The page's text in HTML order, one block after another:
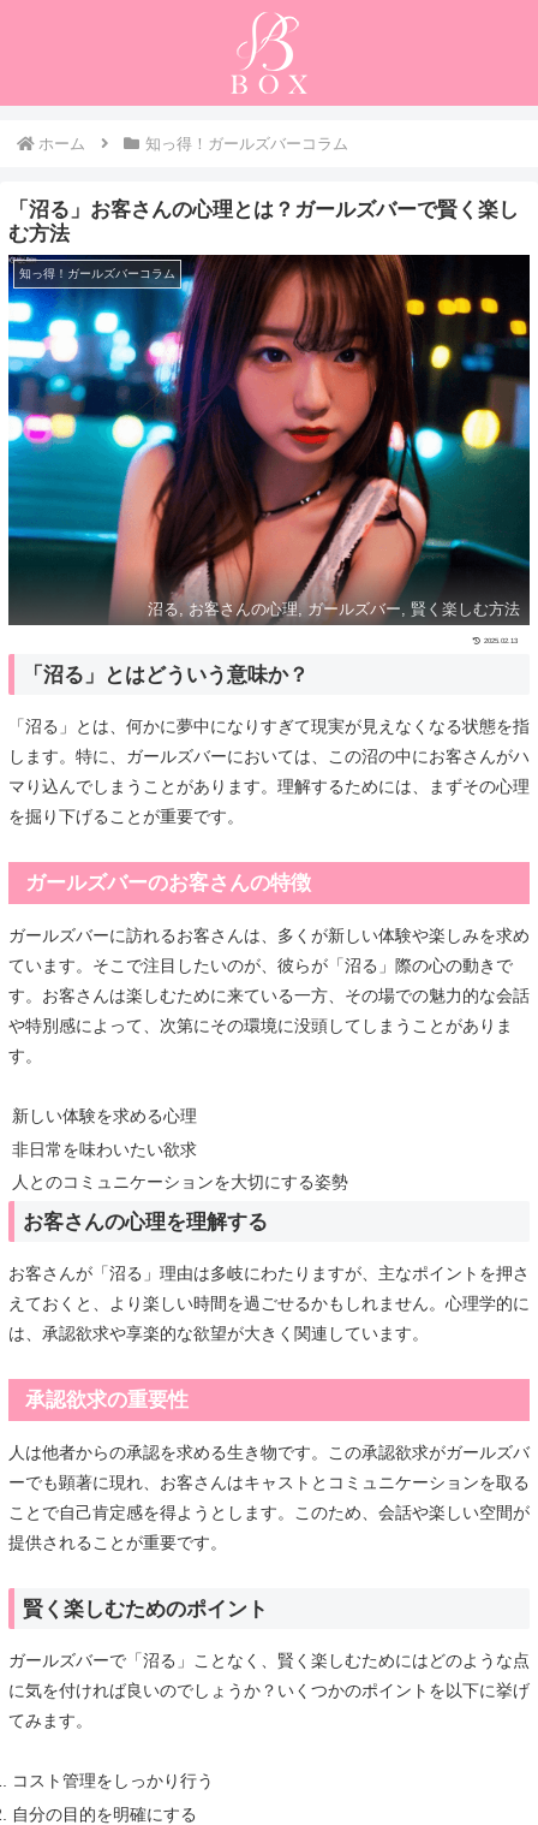
ホーム 知っ得！ガールズバーコラム
「沼る」お客さんの心理とは？ガールズバーで賢く楽し
む方法
知っ得！ガールズバーコラム
沼る, お客さんの心理, ガールズバー, 賢く楽しむ方法
2025.02.13
「沼る」とはどういう意味か？
「沼る」とは、何かに夢中になりすぎて現実が見えなくなる状態を指
します。特に、ガールズバーにおいては、この沼の中にお客さんがハ
マり込んでしまうことがあります。理解するためには、まずその心理
を掘り下げることが重要です。
ガールズバーのお客さんの特徴
ガールズバーに訪れるお客さんは、多くが新しい体験や楽しみを求め
ています。そこで注目したいのが、彼らが「沼る」際の心の動きで
す。お客さんは楽しむために来ている一方、その場での魅力的な会話
や特別感によって、次第にその環境に没頭してしまうことがありま
す。
新しい体験を求める心理
非日常を味わいたい欲求
人とのコミュニケーションを大切にする姿勢
お客さんの心理を理解する
お客さんが「沼る」理由は多岐にわたりますが、主なポイントを押さ
えておくと、より楽しい時間を過ごせるかもしれません。心理学的に
は、承認欲求や享楽的な欲望が大きく関連しています。
承認欲求の重要性
人は他者からの承認を求める生き物です。この承認欲求がガールズバ
ーでも顕著に現れ、お客さんはキャストとコミュニケーションを取る
ことで自己肯定感を得ようとします。このため、会話や楽しい空間が
提供されることが重要です。
賢く楽しむためのポイント
ガールズバーで「沼る」ことなく、賢く楽しむためにはどのような点
に気を付ければ良いのでしょうか？いくつかのポイントを以下に挙げ
てみます。
コスト管理をしっかり行う
自分の目的を明確にする